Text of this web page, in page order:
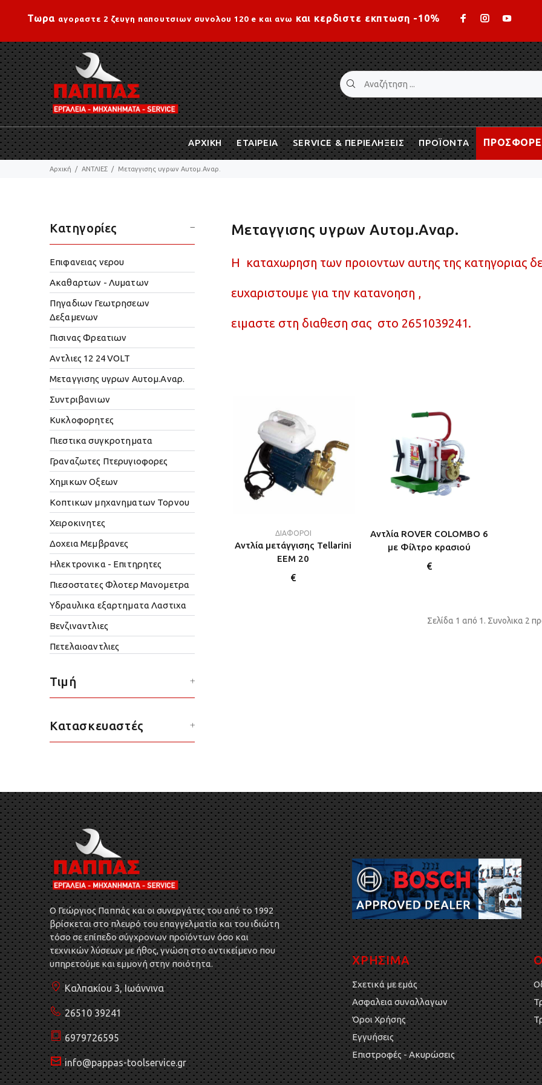
Τωρα αγοραστε 2 ζευγη παπουτσιων συνολου 120 e και ανω και κερδιστε εκπτωση -10%
ΑΡΧΙΚΗ ΕΤΑΙΡΕΙΑ SERVICE & ΠΕΡΙΕΛΗΞΕΙΣ ΠΡΟΪΟΝΤΑ
Αρχική ΑΝΤΛΙΕΣ Μεταγγισης υγρων Αυτομ.Αναρ.
Κατηγορίες
Eπιφανειας νερου
Ακαθαρτων - Λυματων
Πηγαδιων Γεωτρησεων
Δεξαμενων
Πισινας Φρεατιων
Αντλιες 12 24 VOLT
Μεταγγισης υγρων Αυτομ.Αναρ.
Συντριβανιων
Κυκλοφορητες
Πιεστικα συγκροτηματα
Γραναζωτες Πτερυγιοφορες
Χημικων Οξεων
Κοπτικων μηχανηματων Τορνου
Χειροκινητες
Δοχεια Μεμβρανες
Ηλεκτρονικα - Επιτηρητες
Πιεσοστατες Φλοτερ Μανομετρα
Υδραυλικα εξαρτηματα Λαστιχα
Βενζιναντλιες
Πετελαιοαντλιες
Τιμή
Κατασκευαστές
Μεταγγισης υγρων Αυτομ.Αναρ.
H καταχωρηση των προιοντων αυτης της κατηγοριας
ευχαριστουμε για την κατανοηση ,
ειμαστε στη διαθεση σας στο 2651039241.
ΔΙΑΦΟΡΟΙ
Αντλία μετάγγισης Tellarini
EEM 20
€
Aντλία ROVER COLOMBO 6
με Φίλτρο κρασιού
€
Σελίδα 1 από 1. Συνολικα 2
O Γεώργιος Παππάς και οι συνεργάτες του από το 1992
βρίσκεται στο πλευρό του επαγγελματία και του ιδιώτη
τόσο σε επίπεδο σύγχρονων προϊόντων όσο και
τεχνικών λύσεων με ήθος, γνώση στο αντικείμενο που
υπηρετούμε και εμμονή στην ποιότητα.
Καλπακίου 3, Ιωάννινα
26510 39241
6979726595
info@pappas-toolservice.gr
ΧΡΗΣΙΜΑ
Σχετικά με εμάς
Ασφαλεια συναλλαγων
Όροι Χρήσης
Εγγυήσεις
Επιστροφές - Ακυρώσεις